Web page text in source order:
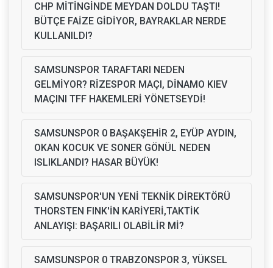
CHP MİTİNGİNDE MEYDAN DOLDU TAŞTI!
BÜTÇE FAİZE GİDİYOR, BAYRAKLAR NERDE
KULLANILDI?
SAMSUNSPOR TARAFTARI NEDEN
GELMİYOR? RİZESPOR MAÇI, DİNAMO KIEV
MAÇINI TFF HAKEMLERİ YÖNETSEYDİ!
SAMSUNSPOR 0 BAŞAKŞEHİR 2, EYÜP AYDIN,
OKAN KOCUK VE SONER GÖNÜL NEDEN
ISLIKLANDI? HASAR BÜYÜK!
SAMSUNSPOR'UN YENİ TEKNİK DİREKTÖRÜ
THORSTEN FINK'İN KARİYERİ,TAKTİK
ANLAYIŞI: BAŞARILI OLABİLİR Mİ?
SAMSUNSPOR 0 TRABZONSPOR 3, YÜKSEL